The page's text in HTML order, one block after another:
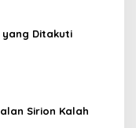
yang Ditakuti
Sirion Kalah